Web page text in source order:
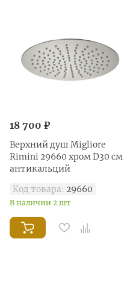
18 700 ₽
Верхний душ Migliore
Rimini 29660 хром D30 см
антикальций
Код товара: 29660
В наличии 2 шт